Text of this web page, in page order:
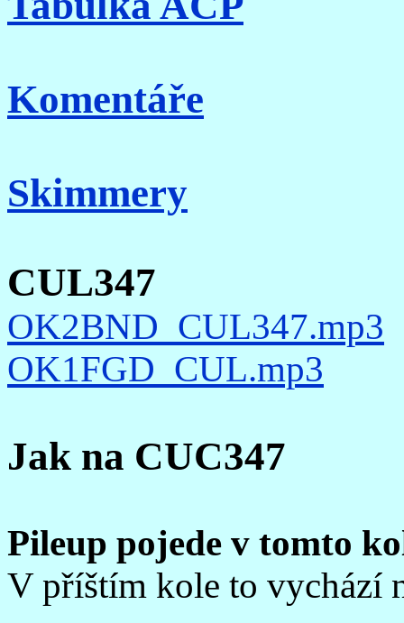
Komentáře
Skimmery
CUL347
OK2BND_CUL347.mp3
OK1FGD_CUL.mp3
Jak na CUC347
Pileup pojede v tomto
V příštím kole to vychází